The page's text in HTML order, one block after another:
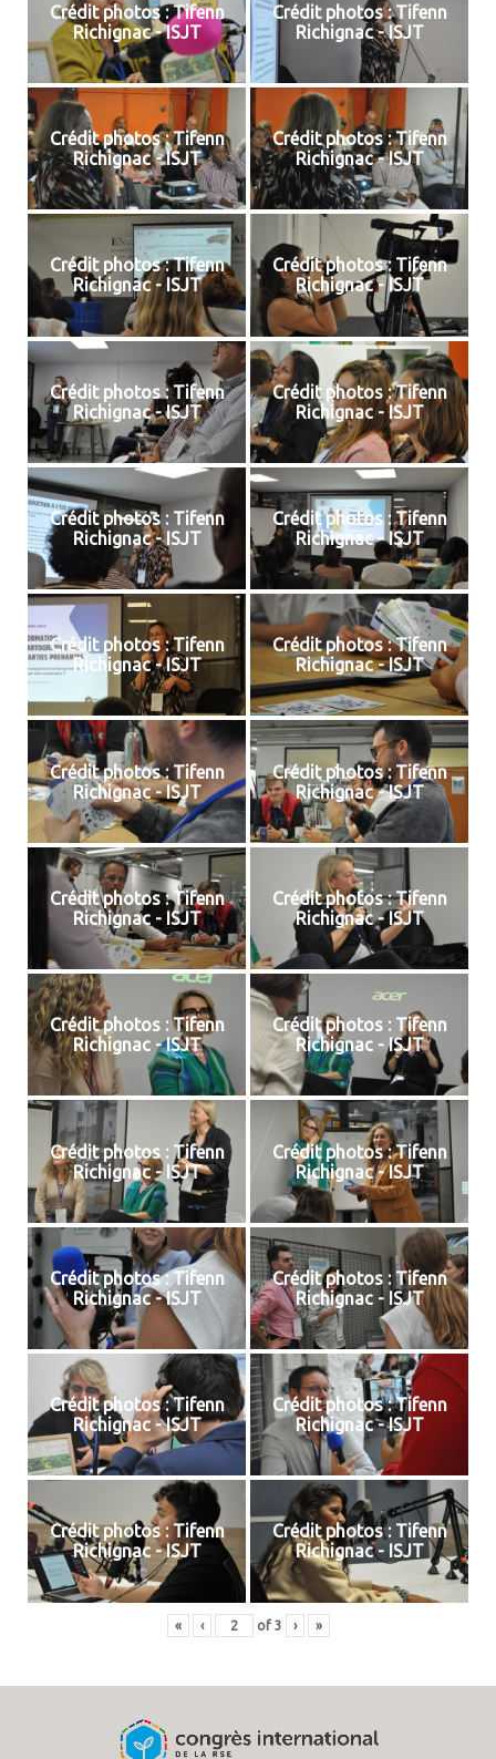
Crédit photos : Tifenn
Richignac - ISJT
Crédit photos : Tifenn
Richignac - ISJT
Crédit photos : Tifenn
Richignac - ISJT
Crédit photos : Tifenn
Richignac - ISJT
Crédit photos : Tifenn
Richignac - ISJT
Crédit photos : Tifenn
Richignac - ISJT
Crédit photos : Tifenn
Richignac - ISJT
Crédit photos : Tifenn
Richignac - ISJT
Crédit photos : Tifenn
Richignac - ISJT
Crédit photos : Tifenn
Richignac - ISJT
Crédit photos : Tifenn
Richignac - ISJT
Crédit photos : Tifenn
Richignac - ISJT
Crédit photos : Tifenn
Richignac - ISJT
Crédit photos : Tifenn
Richignac - ISJT
Crédit photos : Tifenn
Richignac - ISJT
Crédit photos : Tifenn
Richignac - ISJT
Crédit photos : Tifenn
Richignac - ISJT
Crédit photos : Tifenn
Richignac - ISJT
Crédit photos : Tifenn
Richignac - ISJT
Crédit photos : Tifenn
Richignac - ISJT
Crédit photos : Tifenn
Richignac - ISJT
Crédit photos : Tifenn
Richignac - ISJT
Crédit photos : Tifenn
Richignac - ISJT
Crédit photos : Tifenn
Richignac - ISJT
Crédit photos : Tifenn
Richignac - ISJT
Crédit photos : Tifenn
Richignac - ISJT
« ‹ of 3 › »